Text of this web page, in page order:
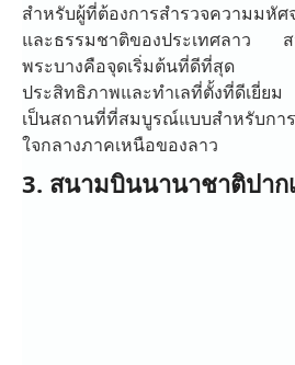
สำหรับผู้ที่ต้องการสำรวจความมหั
และธรรมชาติของประเทศลาว
พระบางคือจุดเริ่มต้นที่ดีที่สุ
ประสิทธิภาพและทำเลที่ตั้งที่ดีเยี่
เป็นสถานที่ที่สมบูรณ์แบบสำหรับกา
ใจกลางภาคเหนือของลาว
3. สนามบินนานาชาติปาก